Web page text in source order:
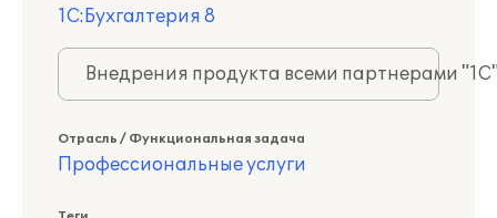
1С:Бухгалтерия 8
Внедрения продукта всеми партнерами
Отрасль / Функциональная задача
Профессиональные услуги